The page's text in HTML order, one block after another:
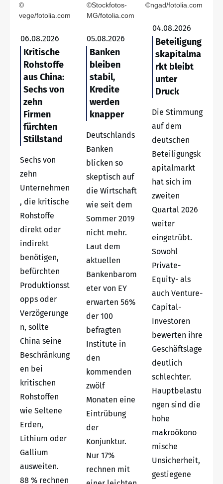
©
vege/fotolia.com
06.08.2026
Kritische
Rohstoffe
aus China:
Sechs von
zehn
Firmen
fürchten
Stillstand
Sechs von
zehn
Unternehmen
, die kritische
Rohstoffe
direkt oder
indirekt
benötigen,
befürchten
Produktionsst
opps oder
Verzögerunge
n, sollte
China seine
Beschränkung
en bei
kritischen
Rohstoffen
wie Seltene
Erden,
Lithium oder
Gallium
ausweiten.
88 % rechnen
©Stockfotos-
MG/fotolia.com
05.08.2026
Banken
bleiben
stabil,
Kredite
werden
knapper
Deutschlands
Banken
blicken so
skeptisch auf
die Wirtschaft
wie seit dem
Sommer 2019
nicht mehr.
Laut dem
aktuellen
Bankenbarom
eter von EY
erwarten 56%
der 100
befragten
Institute in
den
kommenden
zwölf
Monaten eine
Eintrübung
der
Konjunktur.
Nur 17%
rechnen mit
©ngad/fotolia.com
04.08.2026
Beteiligung
skapitalma
rkt bleibt
unter
Druck
Die Stimmung
auf dem
deutschen
Beteiligungsk
apitalmarkt
hat sich im
zweiten
Quartal 2026
weiter
eingetrübt.
Sowohl
Private-
Equity- als
auch Venture-
Capital-
Investoren
bewerten ihre
Geschäftslage
deutlich
schlechter.
Hauptbelastu
ngen sind die
hohe
makroökono
mische
Unsicherheit,
gestiegene